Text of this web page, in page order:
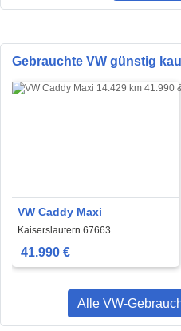
Gebrauchte VW günstig
VW Caddy Maxi
Kaiserslautern 67663
41.990 €
Alle VW-